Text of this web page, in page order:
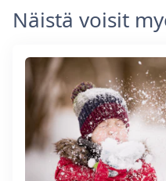
Näistä voisit